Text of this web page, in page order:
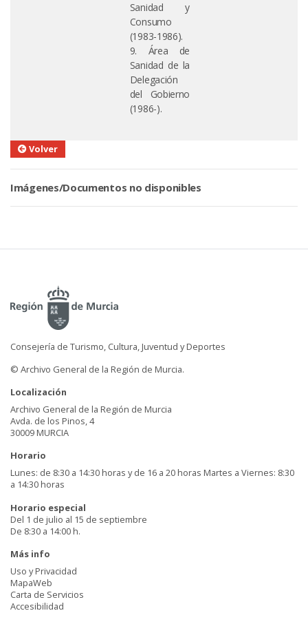
Sanidad y
Consumo
(1983-1986).
9. Área de
Sanidad de la
Delegación
del Gobierno
(1986-).
Volver
Imágenes/Documentos no disponibles
Consejería de Turismo, Cultura, Juventud y Deportes
© Archivo General de la Región de Murcia.
Localización
Archivo General de la Región de Murcia
Avda. de los Pinos, 4
30009 MURCIA
Horario
Lunes: de 8:30 a 14:30 horas y de 16 a 20 horas Martes a Viernes: 8:30
a 14:30 horas
Horario especial
Del 1 de julio al 15 de septiembre
De 8:30 a 14:00 h.
Más info
Uso y Privacidad
MapaWeb
Carta de Servicios
Accesibilidad